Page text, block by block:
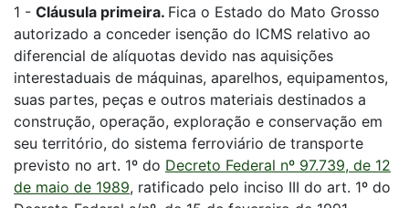
1 - Cláusula primeira. Fica o Estado do Mato Grosso
autorizado a conceder isenção do ICMS relativo ao
diferencial de alíquotas devido nas aquisições
interestaduais de máquinas, aparelhos, equipamentos,
suas partes, peças e outros materiais destinados a
construção, operação, exploração e conservação em
seu território, do sistema ferroviário de transporte
previsto no art. 1º do Decreto Federal nº 97.739, de 12
de maio de 1989, ratificado pelo inciso III do art. 1º do